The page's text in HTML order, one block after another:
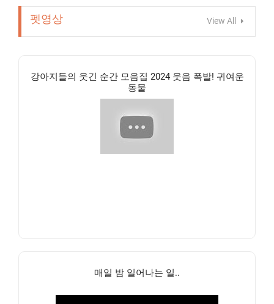
펫영상 View All
강아지들의 웃긴 순간 모음집 2024 웃음 폭발! 귀여운
동물
매일 밤 일어나는 일..